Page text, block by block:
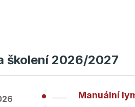
školení 2026/2027
Manuální